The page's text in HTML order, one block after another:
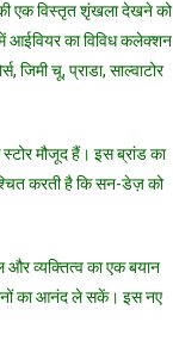
एक विस्तृत शृंखला देखने को
में आईवियर का विविध कलेक्शन
जिमी चू, प्राडा, साल्वाटोर
मौजूद हैं। इस ब्रांड का
करती है कि सन-डेज़ को
व्यक्तित्व का एक बयान
का आनंद ले सकें। इस नए